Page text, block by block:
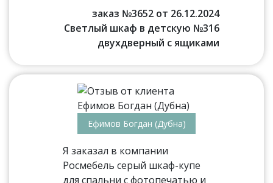
заказ №3652 от 26.12.2024
Светлый шкаф в детскую №316
двухдверный с ящиками
Ефимов Богдан (Дубна)
Я заказал в компании
Росмебель серый шкаф-купе
для спальни с фотопечатью и